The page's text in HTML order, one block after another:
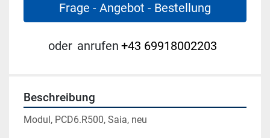
Frage - Angebot - Bestellung
oder anrufen +43 69918002203
Beschreibung
Modul, PCD6.R500, Saia, neu